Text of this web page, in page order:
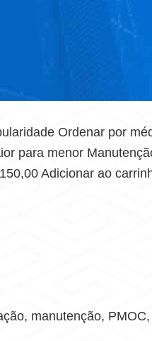
Ordenar por
para menor
Adicionar ao
manutenção,